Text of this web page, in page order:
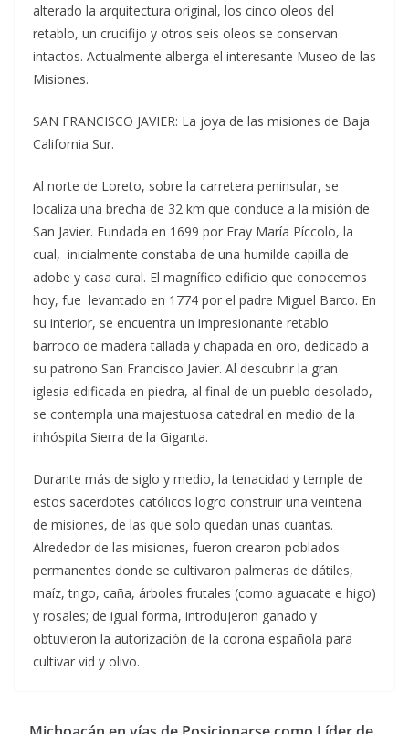
alterado la arquitectura original, los cinco oleos del
retablo, un crucifijo y otros seis oleos se conservan
intactos. Actualmente alberga el interesante Museo de las
Misiones.
SAN FRANCISCO JAVIER: La joya de las misiones de Baja
California Sur.
Al norte de Loreto, sobre la carretera peninsular, se
localiza una brecha de 32 km que conduce a la misión de
San Javier. Fundada en 1699 por Fray María Píccolo, la
cual, inicialmente constaba de una humilde capilla de
adobe y casa cural. El magnífico edificio que conocemos
hoy, fue levantado en 1774 por el padre Miguel Barco. En
su interior, se encuentra un impresionante retablo
barroco de madera tallada y chapada en oro, dedicado a
su patrono San Francisco Javier. Al descubrir la gran
iglesia edificada en piedra, al final de un pueblo desolado,
se contempla una majestuosa catedral en medio de la
inhóspita Sierra de la Giganta.
Durante más de siglo y medio, la tenacidad y temple de
estos sacerdotes católicos logro construir una veintena
de misiones, de las que solo quedan unas cuantas.
Alrededor de las misiones, fueron crearon poblados
permanentes donde se cultivaron palmeras de dátiles,
maíz, trigo, caña, árboles frutales (como aguacate e higo)
y rosales; de igual forma, introdujeron ganado y
obtuvieron la autorización de la corona española para
cultivar vid y olivo.